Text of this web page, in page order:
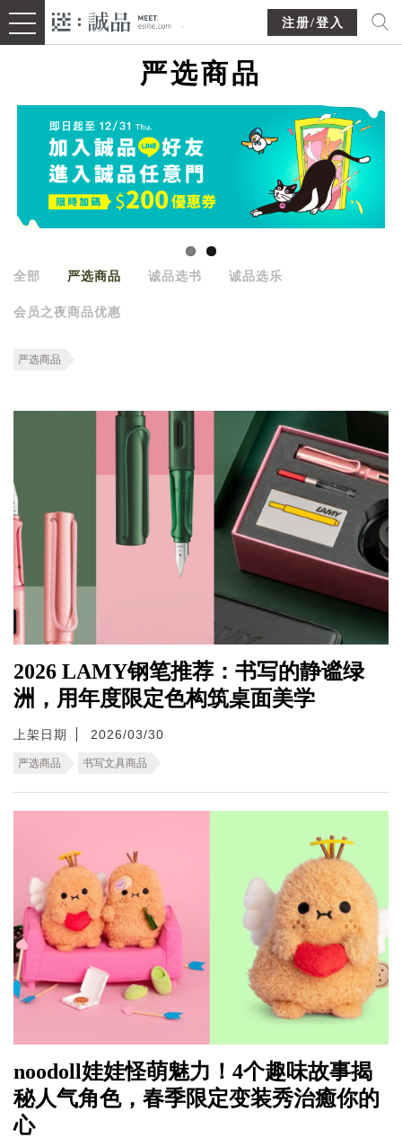
注册/登入
严选商品
全部 严选商品 诚品选书 诚品选乐
会员之夜商品优惠
严选商品
2026 LAMY钢笔推荐：书写的静谧绿
洲，用年度限定色构筑桌面美学
上架日期 2026/03/30
严选商品 书写文具商品
noodoll娃娃怪萌魅力！4个趣味故事揭
秘人气角色，春季限定变装秀治癒你的
心